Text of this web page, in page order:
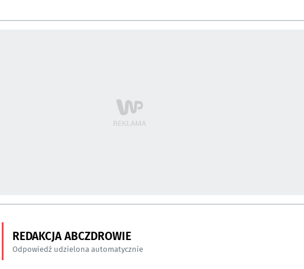
REDAKCJA ABCZDROWIE
Odpowiedź udzielona automatycznie